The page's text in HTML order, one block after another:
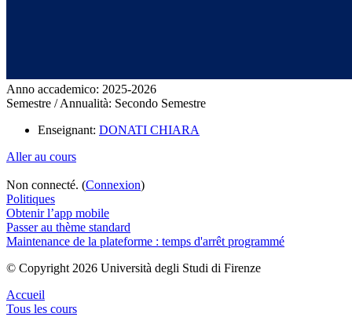
Anno accademico: 2025-2026
Semestre / Annualità: Secondo Semestre
Enseignant: DONATI CHIARA
Aller au cours
Non connecté. (Connexion)
Politiques
Obtenir l’app mobile
Passer au thème standard
Maintenance de la plateforme : temps d'arrêt programmé
© Copyright 2026 Università degli Studi di Firenze
Accueil
Tous les cours